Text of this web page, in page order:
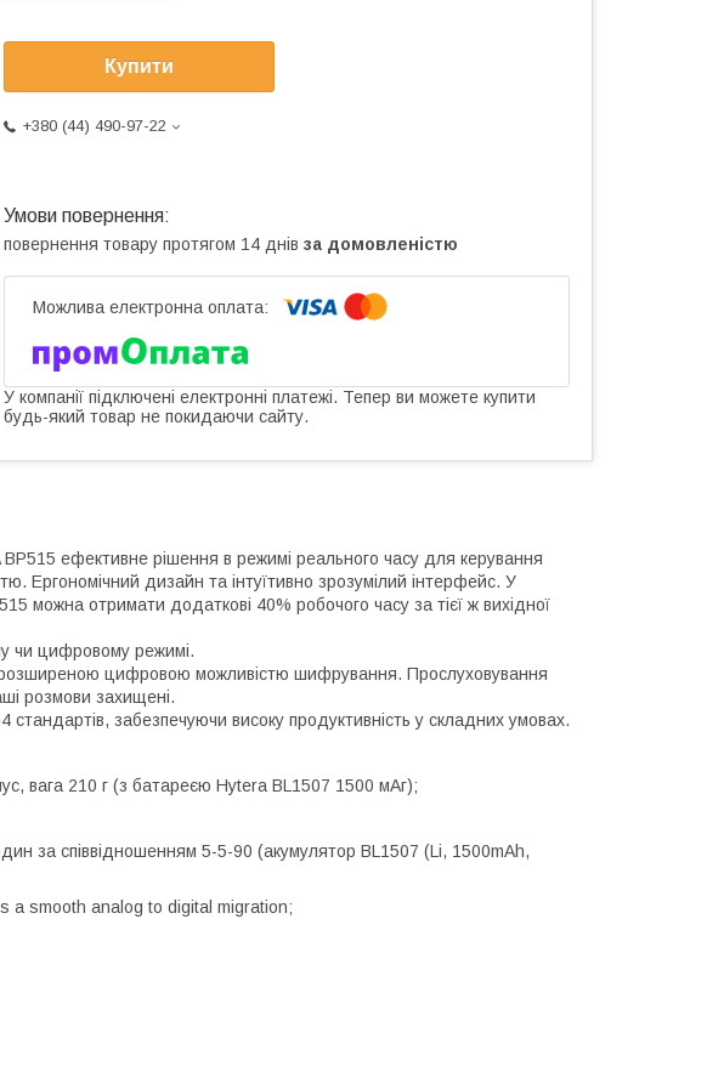
Купити
+380 (44) 490-97-22
повернення товару протягом 14 днів за домовленістю
У компанії підключені електронні платежі. Тепер ви можете купити
будь-який товар не покидаючи сайту.
ефективне рішення в режимі реального часу для керування
Ергономічний дизайн та інтуїтивно зрозумілий інтерфейс. У
можна отримати додаткові 40% робочого часу за тієї ж вихідної
чи цифровому режимі.
цифровою можливістю шифрування. Прослуховування
розмови захищені.
забезпечуючи високу продуктивність у складних умовах.
вага 210 г (з батареєю Hytera BL1507 1500 мАг);
за співвідношенням 5-5-90 (акумулятор BL1507 (Li, 1500mAh,
a smooth analog to digital migration;